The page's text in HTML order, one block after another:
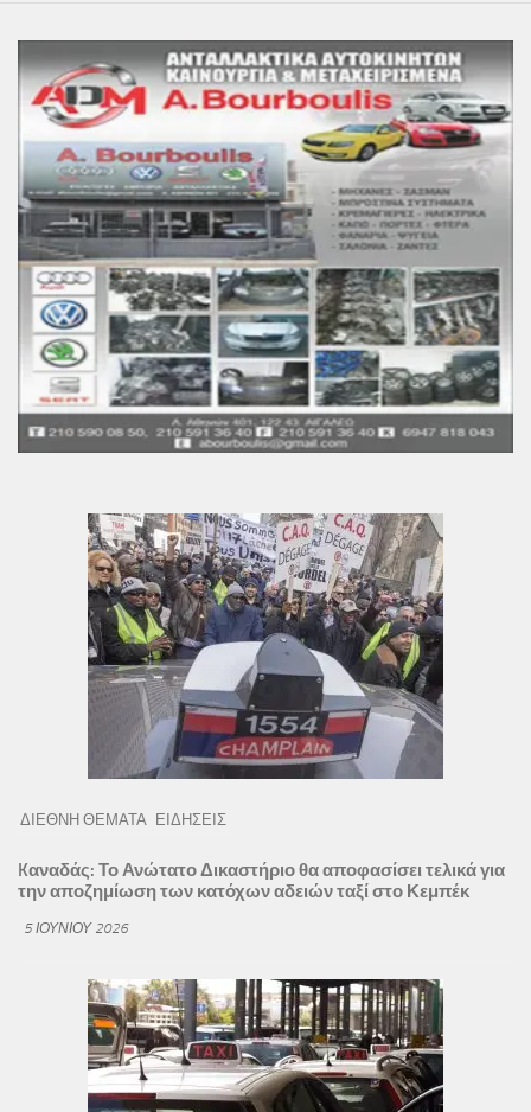
ΔΙΕΘΝΗ ΘΕΜΑΤΑ ΕΙΔΗΣΕΙΣ
Kαναδάς: Το Ανώτατο Δικαστήριο θα αποφασίσει τελικά για
την αποζημίωση των κατόχων αδειών ταξί στο Κεμπέκ
5 ΙΟΥΝΊΟΥ 2026